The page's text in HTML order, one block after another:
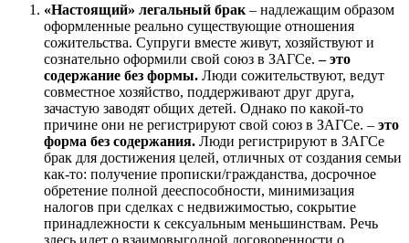
«Настоящий» легальный брак – надлежащим образом
оформленные реально существующие отношения
сожительства. Супруги вместе живут, хозяйствуют и
сознательно оформили свой союз в ЗАГСе.– это
содержание без формы. Люди сожительствуют, ведут
совместное хозяйство, поддерживают друг друга,
зачастую заводят общих детей. Однако по какой-то
причине они не регистрируют свой союз в ЗАГСе. – это
форма без содержания. Люди регистрируют в ЗАГСе
брак для достижения целей, отличных от создания семьи
как-то: получение прописки/гражданства, досрочное
обретение полной дееспособности, минимизация
налогов при сделках с недвижимостью, сокрытие
принадлежности к сексуальным меньшинствам. Речь
здесь идет о взаимовыгодной договоренности о